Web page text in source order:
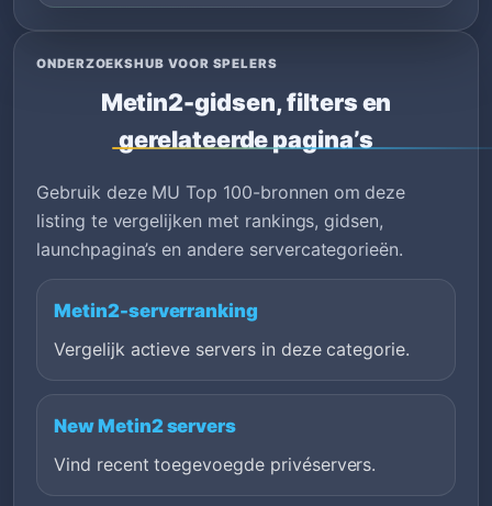
ONDERZOEKSHUB VOOR SPELERS
Metin2-gidsen, filters en
gerelateerde pagina’s
Gebruik deze MU Top 100-bronnen om deze
listing te vergelijken met rankings, gidsen,
launchpagina’s en andere servercategorieën.
Metin2-serverranking
Vergelijk actieve servers in deze categorie.
New Metin2 servers
Vind recent toegevoegde privéservers.